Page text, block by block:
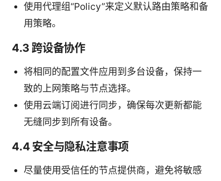
使用代理组“Policy”来定义默认路由策略和备
用策略。
4.3 跨设备协作
将相同的配置文件应用到多台设备，保持一
致的上网策略与节点选择。
使用云端订阅进行同步，确保每次更新都能
无缝同步到所有设备。
4.4 安全与隐私注意事项
尽量使用受信任的节点提供商，避免将敏感